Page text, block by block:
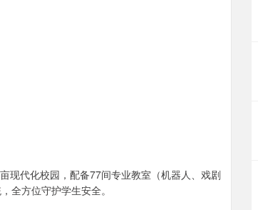
现代化校园，配备77间专业教室（机器人、戏剧
全方位守护学生安全。